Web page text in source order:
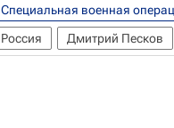
Специальная военная
Россия
Дмитрий Песков